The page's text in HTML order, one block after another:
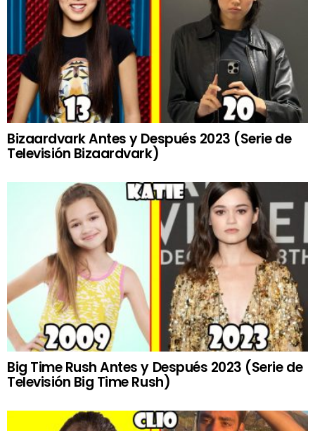
Bizaardvark Antes y Después 2023 (Serie de
Televisión Bizaardvark)
Big Time Rush Antes y Después 2023 (Serie de
Televisión Big Time Rush)